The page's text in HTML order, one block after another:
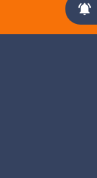
notifications_active